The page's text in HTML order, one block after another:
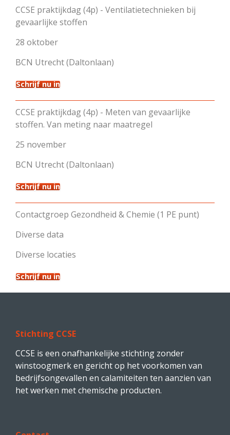
CCSE praktijkdag (4p) - Ventilatietechnieken bij
gevaarlijke stoffen
28 oktober
BCN Utrecht (Daltonlaan)
Schrijf nu in
CCSE praktijkdag (4p) - Meten van gevaarlijke
stoffen. Van meting naar maatregel
25 november
BCN Utrecht (Daltonlaan)
Schrijf nu in
Contactgroep Gezondheid & Chemie (1 PE punt)
Diverse data
Diverse locaties
Schrijf nu in
Stichting CCSE
CCSE is een onafhankelijke stichting zonder
winstoogmerk en gericht op het voorkomen van
bedrijfsongevallen en calamiteiten ten aanzien van
het werken met chemische producten.